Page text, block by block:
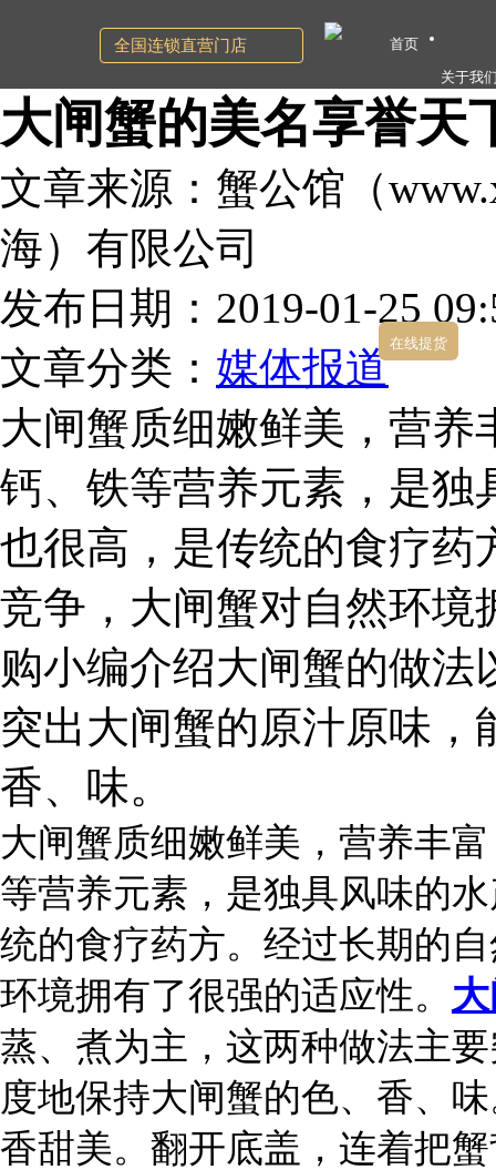
大闸蟹的美名享誉天
文章来源：蟹公馆（
海）有限公司
发布日期：2019-01-25
文章分类： 媒体报道
大闸蟹质细嫩鲜美，营
钙、铁等营养元素，是独
也很高，是传统的食疗药
竞争，大闸蟹对自然环境
购小编介绍大闸蟹的做
突出大闸蟹的原汁原味
香、味。
大闸蟹质细嫩鲜美，营养丰
等营养元素，是独具风味的
统的食疗药方。经过长期的
环境拥有了很强的适应性。
蒸、煮为主，这两种做法主
度地保持大闸蟹的色、香、
香甜美。翻开底盖，连着把
全国连锁直营门店
首页
关于我
在线提货